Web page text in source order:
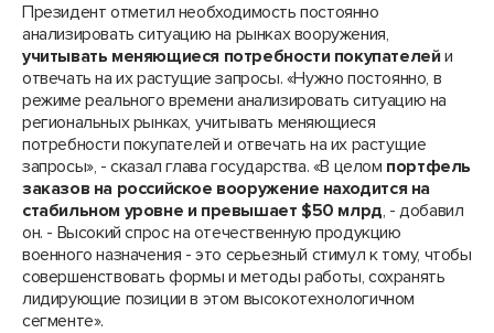
Президент отметил необходимость постоянно
анализировать ситуацию на рынках вооружения,
учитывать меняющиеся потребности покупателей и
отвечать на их растущие запросы. «Нужно постоянно, в
режиме реального времени анализировать ситуацию на
региональных рынках, учитывать меняющиеся
потребности покупателей и отвечать на их растущие
запросы», - сказал глава государства. «В целом портфель
заказов на российское вооружение находится на
стабильном уровне и превышает $50 млрд, - добавил
он. - Высокий спрос на отечественную продукцию
военного назначения - это серьезный стимул к тому, чтобы
совершенствовать формы и методы работы, сохранять
лидирующие позиции в этом высокотехнологичном
сегменте».